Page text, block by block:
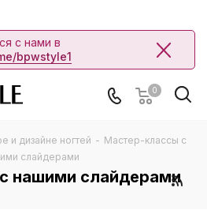
с нами в
bpwstyle1
0
и дизайне ногтей - Мастер-классы с
слайдерами
нашими слайдерами